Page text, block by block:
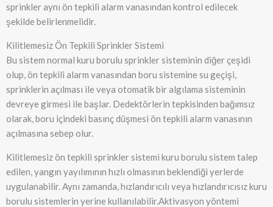
sprinkler aynı ön tepkili alarm vanasından kontrol edilecek
şekilde belirlenmelidir.
Kilitlemesiz Ön Tepkili Sprinkler Sistemi
Bu sistem normal kuru borulu sprinkler sisteminin diğer çeşidi
olup, ön tepkili alarm vanasından boru sistemine su geçişi,
sprinklerin açılması ile veya otomatik bir algılama sisteminin
devreye girmesi ile başlar. Dedektörlerin tepkisinden bağımsız
olarak, boru içindeki basınç düşmesi ön tepkili alarm vanasının
açılmasına sebep olur.
Kilitlemesiz ön tepkili sprinkler sistemi kuru borulu sistem talep
edilen, yangın yayılımının hızlı olmasının beklendiği yerlerde
uygulanabilir. Aynı zamanda, hızlandırıcılı veya hızlandırıcısız kuru
borulu sistemlerin yerine kullanılabilir.Aktivasyon yöntemi